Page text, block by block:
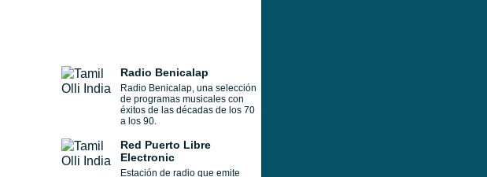
Radio Benicalap
Radio Benicalap, una selección
de programas musicales con
éxitos de las décadas de los 70
a los 90.
Red Puerto Libre
Electronic
Estación de radio que emite